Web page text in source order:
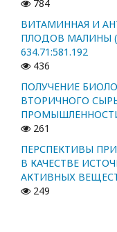
784
ВИТАМИННАЯ И
ПЛОДОВ МАЛИНЫ
634.71:581.192
436
ПОЛУЧЕНИЕ
ВТОРИЧНОГО
ПРОМЫШЛЕННОСТИ
261
ПЕРСПЕКТИВЫ
В КАЧЕСТВЕ
АКТИВНЫХ
249